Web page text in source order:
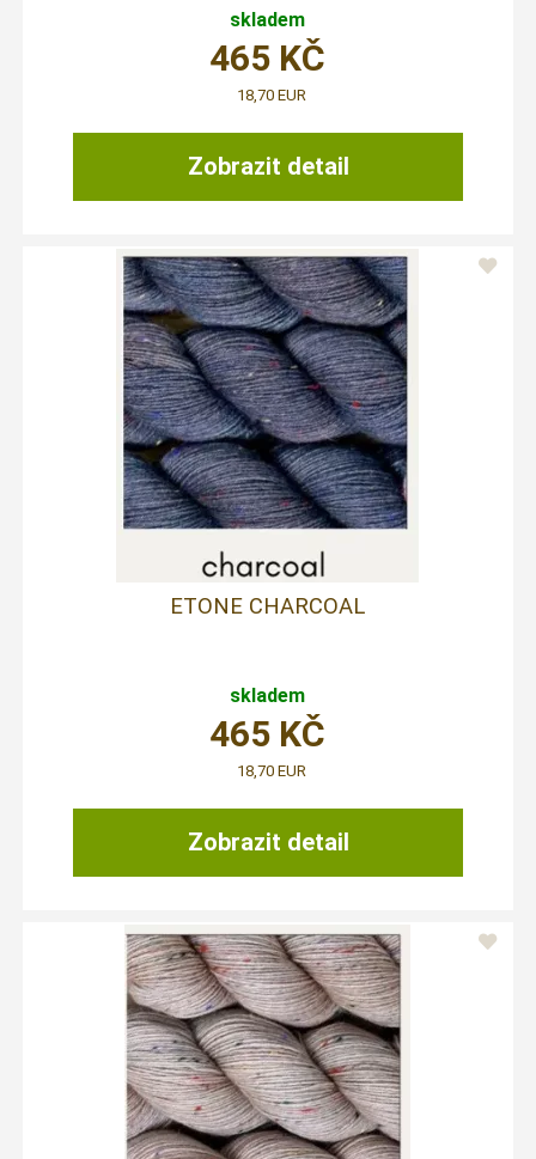
skladem
Zobrazit detail
465 KČ
18,70 EUR
ETONE CHARCOAL
skladem
Zobrazit detail
465 KČ
18,70 EUR